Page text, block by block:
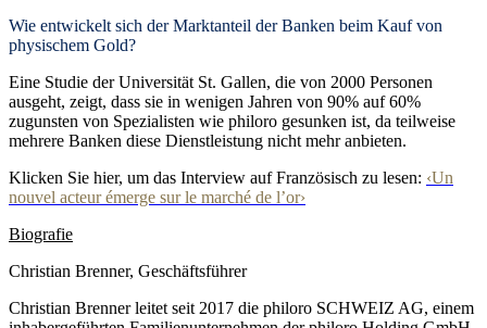
Wie entwickelt sich der Marktanteil der Banken beim Kauf von
physischem Gold?
Eine Studie der Universität St. Gallen, die von 2000 Personen
ausgeht, zeigt, dass sie in wenigen Jahren von 90% auf 60%
zugunsten von Spezialisten wie philoro gesunken ist, da teilweise
mehrere Banken diese Dienstleistung nicht mehr anbieten.
Klicken Sie hier, um das Interview auf Französisch zu lesen: ‹Un
nouvel acteur émerge sur le marché de l’or›
Biografie
Christian Brenner, Geschäftsführer
Christian Brenner leitet seit 2017 die philoro SCHWEIZ AG, einem